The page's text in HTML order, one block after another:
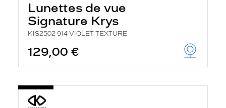
Lunettes de vue
Signature Krys
KIS2502 914 VIOLET TEXTURE
129,00 €